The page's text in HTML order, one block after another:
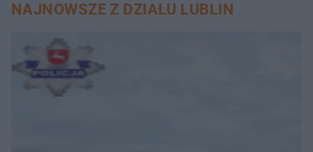
NAJNOWSZE Z DZIAŁU LUBLIN